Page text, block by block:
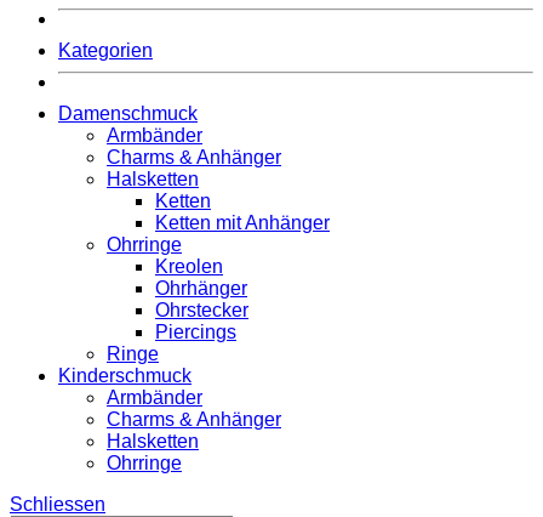
Kategorien
Damenschmuck
Armbänder
Charms & Anhänger
Halsketten
Ketten
Ketten mit Anhänger
Ohrringe
Kreolen
Ohrhänger
Ohrstecker
Piercings
Ringe
Kinderschmuck
Armbänder
Charms & Anhänger
Halsketten
Ohrringe
Schliessen